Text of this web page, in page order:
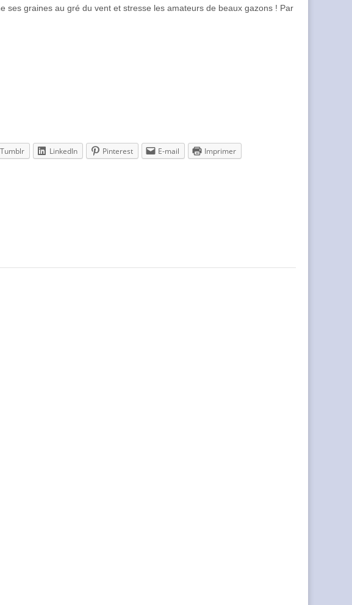
ses graines au gré du vent et stresse les amateurs de beaux gazons ! Par
Tumblr LinkedIn Pinterest E-mail Imprimer